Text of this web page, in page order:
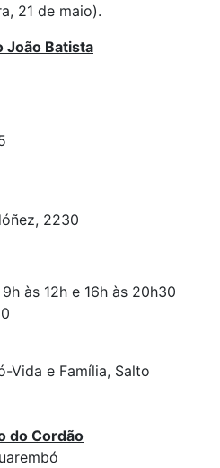
21 de maio).
João Batista
2230
às 12h e 16h às 20h30
Vida e Família, Salto
do Cordão